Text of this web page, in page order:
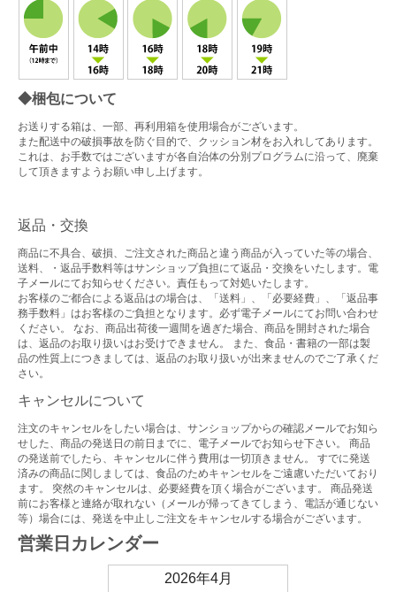
◆梱包について
お送りする箱は、一部、再利用箱を使用場合がございます。
また配送中の破損事故を防ぐ目的で、クッション材をお入れしてあります。
これは、お手数ではございますが各自治体の分別プログラムに沿って、廃棄
して頂きますようお願い申し上げます。
返品・交換
商品に不具合、破損、ご注文された商品と違う商品が入っていた等の場合、
送料、・返品手数料等はサンショップ負担にて返品・交換をいたします。電
子メールにてお知らせください。責任もって対処いたします。
お客様のご都合による返品はの場合は、「送料」、「必要経費」、「返品事
務手数料」はお客様のご負担となります。必ず電子メールにてお問い合わせ
ください。 なお、商品出荷後一週間を過ぎた場合、商品を開封された場合
は、返品のお取り扱いはお受けできません。 また、食品・書籍の一部は製
品の性質上につきましては、返品のお取り扱いが出来ませんのでご了承くだ
さい。
キャンセルについて
注文のキャンセルをしたい場合は、サンショップからの確認メールでお知ら
せした、商品の発送日の前日までに、電子メールでお知らせ下さい。 商品
の発送前でしたら、キャンセルに伴う費用は一切頂きません。 すでに発送
済みの商品に関しましては、食品のためキャンセルをご遠慮いただいており
ます。 突然のキャンセルは、必要経費を頂く場合がございます。 商品発送
前にお客様と連絡が取れない（メールが帰ってきてしまう、電話が通じない
等）場合には、発送を中止しご注文をキャンセルする場合がございます。
営業日カレンダー
2026年4月